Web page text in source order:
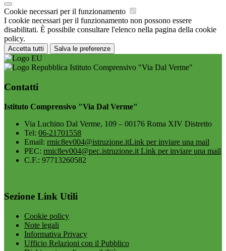
Cookie necessari per il funzionamento
I cookie necessari per il funzionamento non possono essere
disabilitati. È possibile consultare l'elenco nella pagina della cookie
policy.
Accetta tutti Salva le preferenze
Istituto Comprensivo "Via Dal Verme"
Contatti
Istituto Comprensivo "Via Dal Verme"
Via Luchino Dal Verme, 109 – 00176 Roma XIV Distretto
Tel: 06-21701558
Email: rmic8ev004@istruzione.itLink per inviare una mail
PEC: rmic8ev004@pec.istruzione.it Link per inviare una mail
C.F.: 97713260582
Sezione Link Utili
Cookie policy
Note legali
Informativa Privacy
Ufficio Relazioni con il Pubblico